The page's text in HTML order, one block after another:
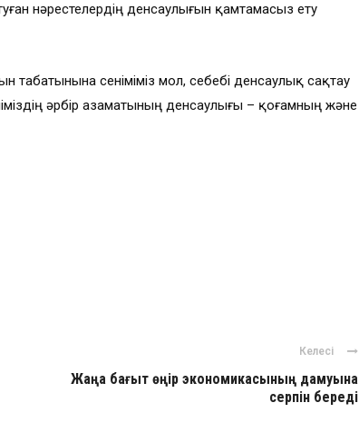
нәрестелердің денсаулығын қамтамасыз ету
сеніміміз мол, себебі денсаулық сақтау
әрбір азаматының денсаулығы – қоғамның және
Келесі
Жаңа бағыт өңір экономикасының дамуына
серпін береді